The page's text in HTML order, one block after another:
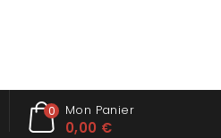
Mon Panier
0,00 €
0